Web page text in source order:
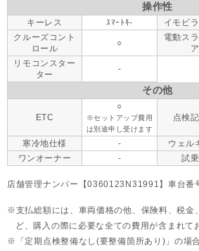
操作性
キーレス ｽﾏｰﾄｷ- イモビ
クルーズコント
ロール
○
電動ス
ア
リモコンスター
ター
-
その他
ETC
○
※セットアップ費用
は別途申し受けます
点検
寒冷地仕様 - ウェル
ワンオーナー
- 試
店舗管理ナンバー【0360123N31991】車台番
支払総額には、車両価格の他、保険料、税金
ど、購入の際に必要な全ての費用が含まれて
「定期点検整備なし(要整備箇所あり)」の場